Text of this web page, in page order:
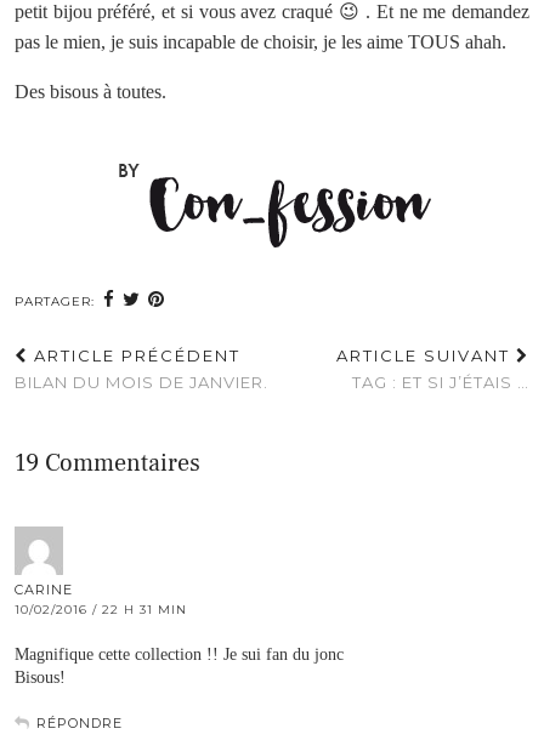
petit bijou préféré, et si vous avez craqué 😉 . Et ne me demandez
pas le mien, je suis incapable de choisir, je les aime TOUS ahah.
Des bisous à toutes.
PARTAGER:
ARTICLE PRÉCÉDENT
BILAN DU MOIS DE JANVIER.
ARTICLE SUIVANT
TAG : ET SI J’ÉTAIS …
19 Commentaires
CARINE
10/02/2016 / 22 H 31 MIN
Magnifique cette collection !! Je sui fan du jonc
Bisous!
RÉPONDRE